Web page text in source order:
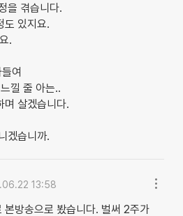
을 겪습니다.
도 있지요.
.
여
낄 줄 아는..
며 살겠습니다.
겠습니까.
13:58
본방송으로 봤습니다. 벌써 2주가